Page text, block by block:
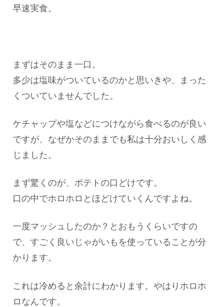
早速実食。
まずはそのまま一口。
多少は塩味がついているのかと思いきや、まった
くついていませんでした。
ケチャップや塩などにつけながら食べるのが良い
ですが、なぜかそのままでも私は十分おいしく感
じました。
まず驚くのが、ポテトの口どけです。
口の中でホロホロとほどけていくんですよね。
一度マッシュしたのか？とおもうくらいですの
で、すごく良いじゃがいもを使っていることが分
かります。
これは冷めると余計にわかります。やはりホロホ
ロなんです。